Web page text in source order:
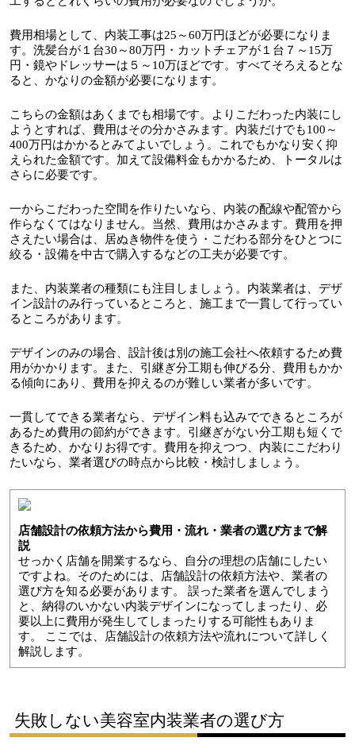
費用相場として、内装工事は25～60万円ほどが必要になりま
す。洗髪台が１台30～80万円・カットチェアが１台７～15万
円・鏡やドレッサーは５～10万ほどです。すべてそろえるとな
ると、かなりの金額が必要になります。
こちらの金額はあくまでも相場です。よりこだわった内装にし
ようとすれば、費用はその分かさみます。内装だけでも100～
400万円はかかるとみてよいでしょう。これでもかなり安く抑
えられた金額です。加えて設備料金もかかるため、トータルは
さらに必要です。
一からこだわった空間を作りたいなら、内装の配線や配管から
作らなくてはなりません。当然、費用はかさみます。費用を押
さえたい場合は、居ぬき物件を使う・こだわる部分をひとつに
絞る・設備を中古で購入するなどの工夫が必要です。
また、内装業者の種類にも注目しましょう。内装業者は、デザ
イン設計のみ行っているところと、施工まで一貫して行ってい
るところがあります。
デザインのみの場合、設計後は別の施工会社へ依頼するため費
用がかかります。また、引継ぎ分工期も伸びる分、費用もかか
る傾向にあり、費用を抑えるのが難しい業者が多いです。
一貫してできる業者なら、デザイン料も込みでできるところが
あるため費用の節約ができます。引継ぎがない分工期も短くで
きるため、かなりお得です。費用を抑えつつ、内装にこだわり
たいなら、業者選びの時点から比較・検討しましょう。
店舗設計の依頼方法から費用・流れ・業者の選び方まで解
説
せっかく店舗を開業するなら、自分の理想の店舗にしたい
ですよね。そのためには、店舗設計の依頼方法や、業者の
選び方を知る必要があります。 誤った業者を選んでしまう
と、納得のいかない内装デザインになってしまったり、必
要以上に費用が発生してしまったりする可能性もありま
す。 ここでは、店舗設計の依頼方法や流れについて詳しく
解説します。
失敗しない美容室内装業者の選び方